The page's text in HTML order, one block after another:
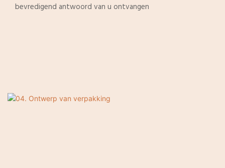
bevredigend antwoord van u ontvangen